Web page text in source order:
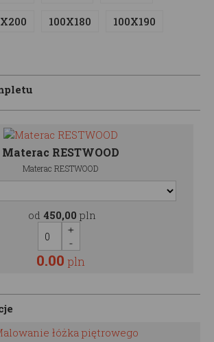
100X180 100X190
Materac RESTWOOD
Materac RESTWOOD
od 450,00 pln
0.00 pln